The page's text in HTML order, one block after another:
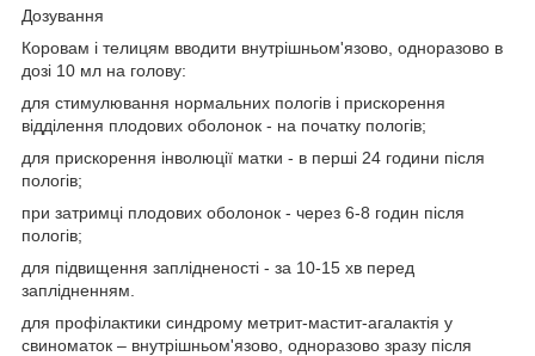
Дозування
Коровам і телицям вводити внутрішньом'язово, одноразово в
дозі 10 мл на голову:
для стимулювання нормальних пологів і прискорення
відділення плодових оболонок - на початку пологів;
для прискорення інволюції матки - в перші 24 години після
пологів;
при затримці плодових оболонок - через 6-8 годин після
пологів;
для підвищення заплідненості - за 10-15 хв перед
заплідненням.
для профілактики синдрому метрит-мастит-агалактія у
свиноматок – внутрішньом'язово, одноразово зразу після